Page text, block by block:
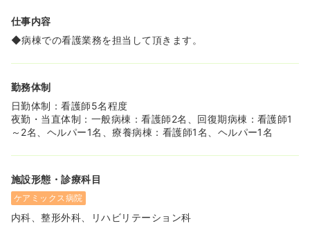
仕事内容
◆病棟での看護業務を担当して頂きます。
勤務体制
日勤体制：看護師5名程度
夜勤・当直体制：一般病棟：看護師2名、回復期病棟：看護師1
～2名、ヘルパー1名、療養病棟：看護師1名、ヘルパー1名
施設形態・診療科目
ケアミックス病院
内科、整形外科、リハビリテーション科